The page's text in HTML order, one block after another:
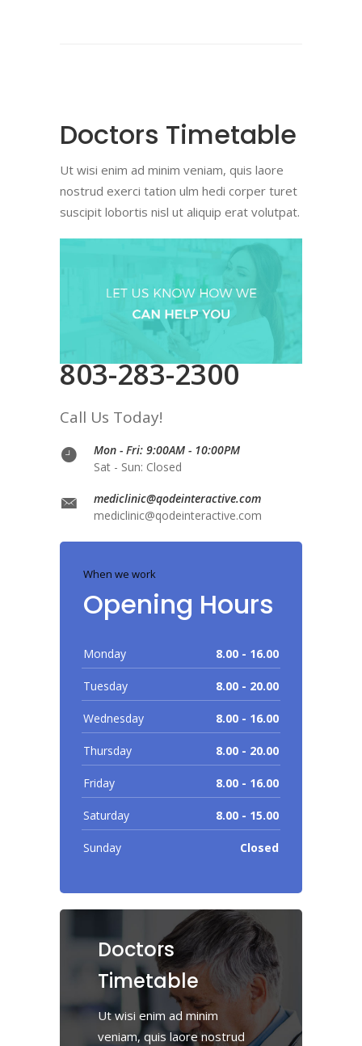
Doctors Timetable
Ut wisi enim ad minim veniam, quis laore
nostrud exerci tation ulm hedi corper turet
suscipit lobortis nisl ut aliquip erat volutpat.
803-283-2300
Call Us Today!
Mon - Fri: 9:00AM - 10:00PM
Sat - Sun: Closed
mediclinic@qodeinteractive.com
mediclinic@qodeinteractive.com
When we work
Opening Hours
Monday 8.00 - 16.00
Tuesday 8.00 - 20.00
Wednesday 8.00 - 16.00
Thursday 8.00 - 20.00
Friday 8.00 - 16.00
Saturday 8.00 - 15.00
Sunday Closed
Doctors
Timetable
Ut wisi enim ad minim
veniam, quis laore nostrud